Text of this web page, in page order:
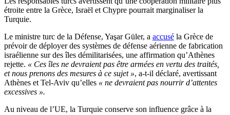
étroite entre la Grèce, Israël et Chypre pourrait marginaliser la
Turquie.
Le ministre turc de la Défense, Yaşar Güler, a accusé la Grèce de
prévoir de déployer des systèmes de défense aérienne de fabrication
israélienne sur des îles démilitarisées, une affirmation qu’Athènes
rejette. « Ces îles ne devraient pas être armées en vertu des traités,
et nous prenons des mesures à ce sujet », a-t-il déclaré, avertissant
Athènes et Tel-Aviv qu’elles « ne devraient pas nourrir d’attentes
excessives ».
Au niveau de l’UE, la Turquie conserve son influence grâce à la